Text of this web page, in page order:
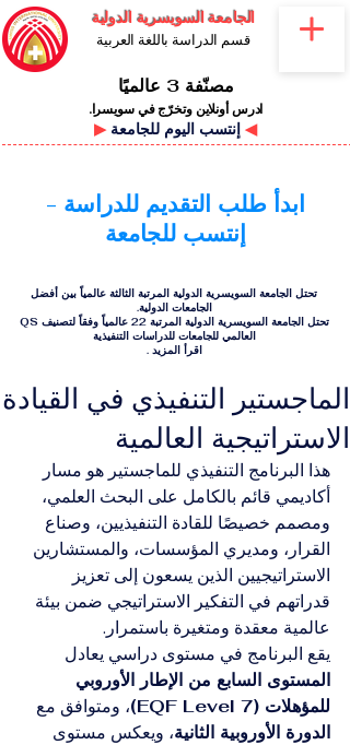
الجامعة السويسرية الدولية
قسم الدراسة باللغة العربية
مصنّفة 3 عالميًا
ادرس أونلاين وتخرّج في سويسرا.
▶ ◀
ابدأ طلب التقديم للدراسة -
إنتسب للجامعة
تحتل الجامعة السويسرية الدولية المرتبة الثالثة عالمياً بين أفضل
الجامعات الدولية.
تحتل الجامعة السويسرية الدولية المرتبة 22 عالمياً وفقاً لتصنيف QS
العالمي للجامعات للدراسات التنفيذية
اقرأ المزيد .
الماجستير التنفيذي في القيادة
الاستراتيجية العالمية
هذا البرنامج التنفيذي للماجستير هو مسار
أكاديمي قائم بالكامل على البحث العلمي،
ومصمم خصيصًا للقادة التنفيذيين، وصناع
القرار، ومديري المؤسسات، والمستشارين
الاستراتيجيين الذين يسعون إلى تعزيز
قدراتهم في التفكير الاستراتيجي ضمن بيئة
عالمية معقدة ومتغيرة باستمرار.
يقع البرنامج في مستوى دراسي يعادل
المستوى السابع من الإطار الأوروبي
للمؤهلات (EQF Level 7)
، ومتوافق مع
الدورة الأوروبية الثانية، ويعكس مستوى